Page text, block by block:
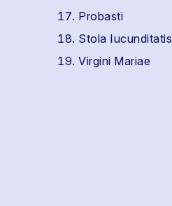
Probasti
Stola Iucunditatis
Virgini Mariae